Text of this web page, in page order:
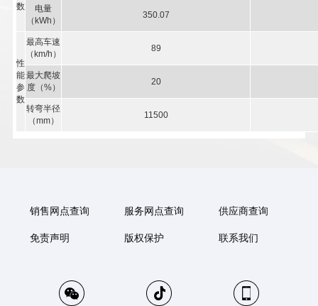
数
电量
（kWh）
350.07
性
能
参
数
最高车速
（km/h）
89
最大爬坡
度（%）
20
转弯半径
（mm）
11500
销售网点查询 服务网点查询 供应商查询
免责声明 版权保护 联系我们